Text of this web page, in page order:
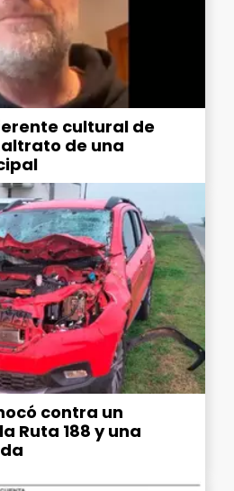
cultural de
de una
contra un
Ruta 188 y una